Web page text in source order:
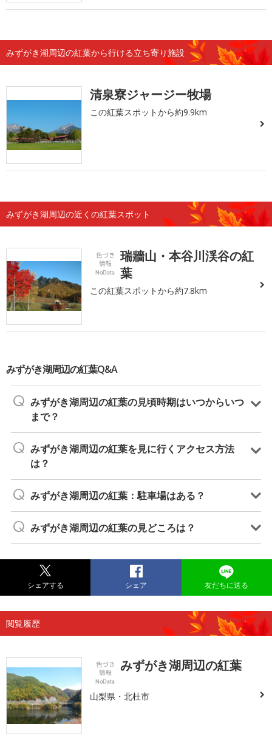
みずがき湖周辺の紅葉から行ける立ち寄り施設
清泉寮ジャージー牧場
この紅葉スポットから約9.9km
みずがき湖周辺の近くの紅葉スポット
瑞牆山・本谷川渓谷の紅
葉
この紅葉スポットから約7.8km
みずがき湖周辺の紅葉Q&A
みずがき湖周辺の紅葉の見頃時期はいつからいつ
まで？
みずがき湖周辺の紅葉を見に行くアクセス方法
は？
みずがき湖周辺の紅葉：駐車場はある？
みずがき湖周辺の紅葉の見どころは？
シェアする シェア 友だちに送る
閲覧履歴
みずがき湖周辺の紅葉
山梨県・北杜市